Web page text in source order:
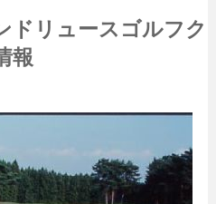
ドリュースゴルフク
報